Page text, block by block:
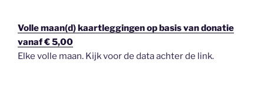
Volle maan(d) kaartleggingen op basis van donatie
vanaf € 5,00
Elke volle maan. Kijk voor de data achter de link.